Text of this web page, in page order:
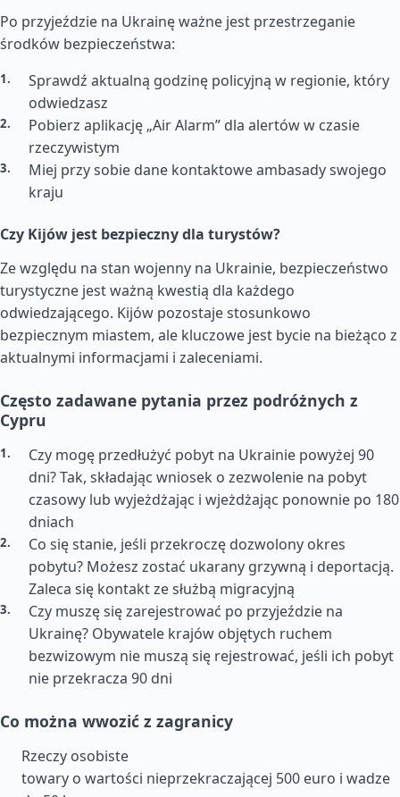
Po przyjeździe na Ukrainę ważne jest przestrzeganie
środków bezpieczeństwa:
Sprawdź aktualną godzinę policyjną w regionie, który
odwiedzasz
Pobierz aplikację „Air Alarm” dla alertów w czasie
rzeczywistym
Miej przy sobie dane kontaktowe ambasady swojego
kraju
Czy Kijów jest bezpieczny dla turystów?
Ze względu na stan wojenny na Ukrainie, bezpieczeństwo
turystyczne jest ważną kwestią dla każdego
odwiedzającego. Kijów pozostaje stosunkowo
bezpiecznym miastem, ale kluczowe jest bycie na bieżąco z
aktualnymi informacjami i zaleceniami.
Często zadawane pytania przez podróżnych z
Cypru
Czy mogę przedłużyć pobyt na Ukrainie powyżej 90
dni? Tak, składając wniosek o zezwolenie na pobyt
czasowy lub wyjeżdżając i wjeżdżając ponownie po 180
dniach
Co się stanie, jeśli przekroczę dozwolony okres
pobytu? Możesz zostać ukarany grzywną i deportacją.
Zaleca się kontakt ze służbą migracyjną
Czy muszę się zarejestrować po przyjeździe na
Ukrainę? Obywatele krajów objętych ruchem
bezwizowym nie muszą się rejestrować, jeśli ich pobyt
nie przekracza 90 dni
Co można wwozić z zagranicy
Rzeczy osobiste
towary o wartości nieprzekraczającej 500 euro i wadze